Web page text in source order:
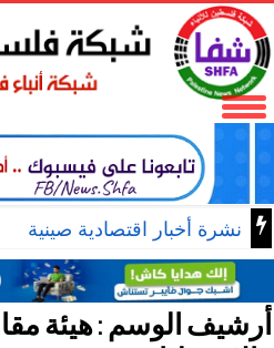
نشرة أخبار اقتصادية صينية
أرشيف الوسم :هيئة